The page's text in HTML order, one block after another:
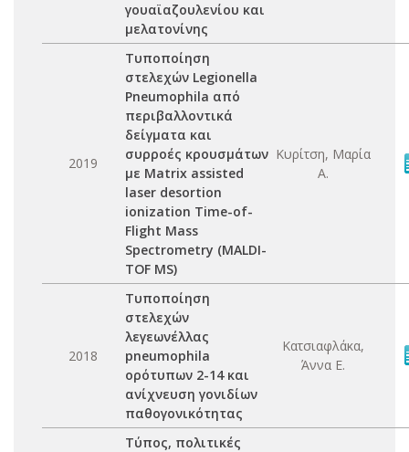
γουαϊαζουλενίου και
μελατονίνης
2019
Τυποποίηση
στελεχών Legionella
Pneumophila από
περιβαλλοντικά
δείγματα και
συρροές κρουσμάτων
με Matrix assisted
laser desortion
ionization Time-of-
Flight Mass
Spectrometry (ΜALDI-
TΟF MS)
Κυρίτση, Μαρία
Α.
2018
Τυποποίηση
στελεχών
λεγεωνέλλας
pneumophila
ορότυπων 2-14 και
ανίχνευση γονιδίων
παθογονικότητας
Κατσιαφλάκα,
Άννα Ε.
Τύπος, πολιτικές